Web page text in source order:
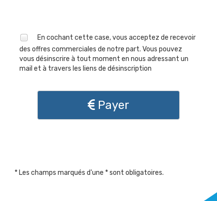
En cochant cette case, vous acceptez de recevoir
des offres commerciales de notre part. Vous pouvez
vous désinscrire à tout moment en nous adressant un
mail et à travers les liens de désinscription
Payer
* Les champs marqués d'une * sont obligatoires.